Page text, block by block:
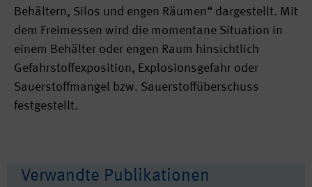
Behältern, Silos und engen Räumen“ dargestellt. Mit
dem Freimessen wird die momentane Situation in
einem Behälter oder engen Raum hinsichtlich
Gefahrstoffexposition, Explosionsgefahr oder
Sauerstoffmangel bzw. Sauerstoffüberschuss
festgestellt.
Verwandte Publikationen